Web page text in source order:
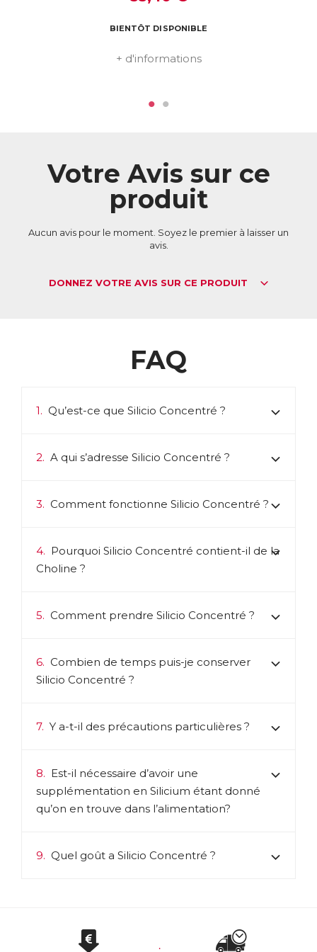
BIENTÔT DISPONIBLE
+ d'informations
Votre Avis sur ce
produit
Aucun avis pour le moment. Soyez le premier à laisser un
avis.
DONNEZ VOTRE AVIS SUR CE PRODUIT
FAQ
1. Qu’est-ce que Silicio Concentré ?
2. A qui s’adresse Silicio Concentré ?
3. Comment fonctionne Silicio Concentré ?
4. Pourquoi Silicio Concentré contient-il de la
Choline ?
5. Comment prendre Silicio Concentré ?
6. Combien de temps puis-je conserver
Silicio Concentré ?
7. Y a-t-il des précautions particulières ?
8. Est-il nécessaire d’avoir une
supplémentation en Silicium étant donné
qu’on en trouve dans l’alimentation?
9. Quel goût a Silicio Concentré ?